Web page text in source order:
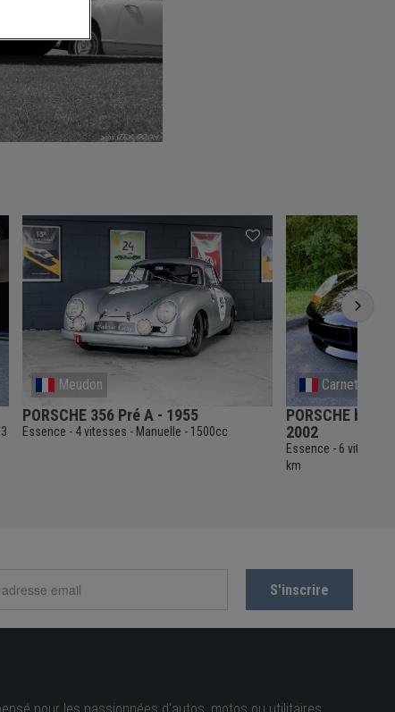
Meudon
PORSCHE 356 Pré A - 1955
Essence - 4 vitesses - Manuelle - 1500cc
Carnetin
PORSCHE
2002
Essence - 6 vitesses
km